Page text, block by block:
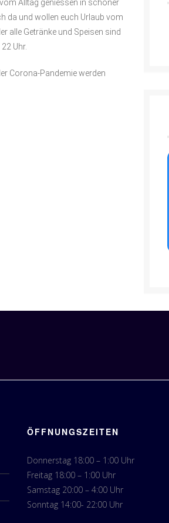
Alltag geniessen in schöner
da und wollen euch Urlaub vom
alle Getränke und Speisen sind
Uhr.
Corona-Pandemie werden
ÖFFNUNGSZEITEN
Donnerstag 18:00 – 1:00 Uhr
Freitag 18:00 – 1:00 Uhr
Samstag 20:00 – 4:00 Uhr
Sonntag 14:00- 22:00 Uhr